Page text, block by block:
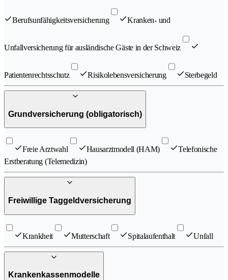
Berufsunfähigkeitsversicherung Kranken- und
Unfallversicherung für ausländische Gäste in der Schweiz
Patientenrechtsschutz Risikolebensversicherung Sterbegeld
Grundversicherung (obligatorisch)
Freie Arztwahl Hausarztmodell (HAM)
Telefonische
Erstberatung (Telemedizin)
Freiwillige Taggeldversicherung
Krankheit Mutterschaft Spitalaufenthalt Unfall
Krankenkassenmodelle